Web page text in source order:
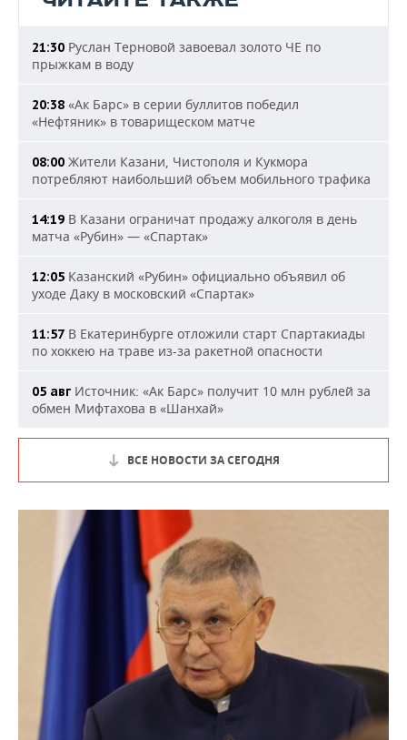
21:30 Руслан Терновой завоевал золото ЧЕ по
прыжкам в воду
20:38 «Ак Барс» в серии буллитов победил
«Нефтяник» в товарищеском матче
08:00 Жители Казани, Чистополя и Кукмора
потребляют наибольший объем мобильного трафика
14:19 В Казани ограничат продажу алкоголя в день
матча «Рубин» — «Спартак»
12:05 Казанский «Рубин» официально объявил об
уходе Даку в московский «Спартак»
11:57 В Екатеринбурге отложили старт Спартакиады
по хоккею на траве из-за ракетной опасности
05 авг Источник: «Ак Барс» получит 10 млн рублей за
обмен Мифтахова в «Шанхай»
ВСЕ НОВОСТИ ЗА СЕГОДНЯ